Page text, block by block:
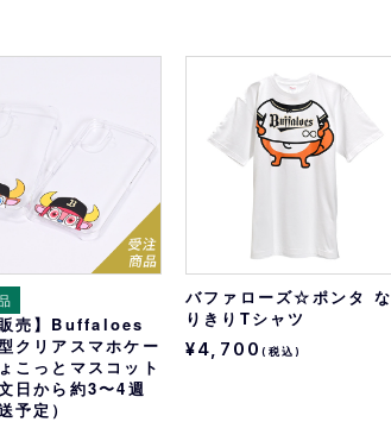
販売】Buffaloes
クリアスマホケー
こっとマスコット
日から約3〜4週
予定）
バファローズ☆ポンタ な
りきりTシャツ
¥4,700(税込)